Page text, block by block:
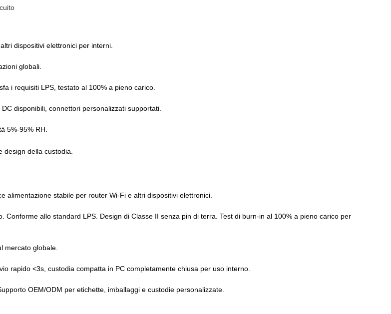
dispositivi elettronici per interni.
globali.
i requisiti LPS, testato al 100% a pieno carico.
disponibili, connettori personalizzati supportati.
5%-95% RH.
della custodia.
stabile per router Wi-Fi e altri dispositivi elettronici.
allo standard LPS. Design di Classe II senza pin di terra. Test di burn-in al 100% a pieno carico per
mercato globale.
rapido <3s, custodia compatta in PC completamente chiusa per uso interno.
OEM/ODM per etichette, imballaggi e custodie personalizzate.